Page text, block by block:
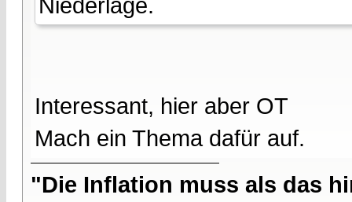
Interessant, hier aber OT
Mach ein Thema dafür auf.
"Die Inflation muss als das